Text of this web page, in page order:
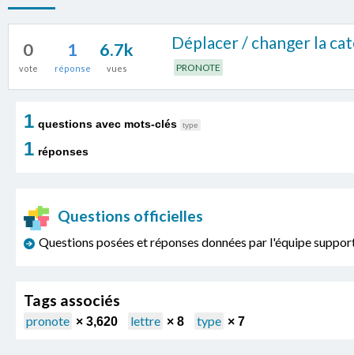
0
vote
1
réponse
6.7k
vues
Déplacer / changer la
PRONOTE
1 questions avec mots-clés type
1 réponses
Questions officielles
Questions posées et réponses données par l'équipe
Tags associés
pronote × 3,620 lettre × 8 type × 7